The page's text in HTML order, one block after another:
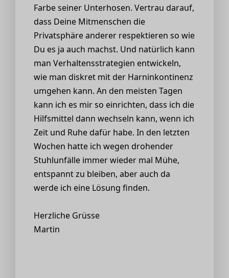
Farbe seiner Unterhosen. Vertrau darauf,
dass Deine Mitmenschen die
Privatsphäre anderer respektieren so wie
Du es ja auch machst. Und natürlich kann
man Verhaltensstrategien entwickeln,
wie man diskret mit der Harninkontinenz
umgehen kann. An den meisten Tagen
kann ich es mir so einrichten, dass ich die
Hilfsmittel dann wechseln kann, wenn ich
Zeit und Ruhe dafür habe. In den letzten
Wochen hatte ich wegen drohender
Stuhlunfälle immer wieder mal Mühe,
entspannt zu bleiben, aber auch da
werde ich eine Lösung finden.
Herzliche Grüsse
Martin